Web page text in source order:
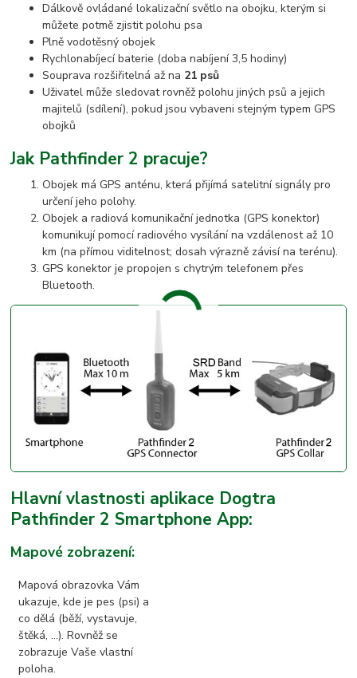
Dálkově ovládané lokalizační světlo na obojku, kterým si
můžete potmě zjistit polohu psa
Plně vodotěsný obojek
Rychlonabíjecí baterie (doba nabíjení 3,5 hodiny)
Souprava rozšiřitelná až na 21 psů
Uživatel může sledovat rovněž polohu jiných psů a jejich
majitelů (sdílení), pokud jsou vybaveni stejným typem GPS
obojků
Jak Pathfinder 2 pracuje?
Obojek má GPS anténu, která přijímá satelitní signály pro
určení jeho polohy.
Obojek a radiová komunikační jednotka (GPS konektor)
komunikují pomocí radiového vysílání na vzdálenost až 10
km (na přímou viditelnost; dosah výrazně závisí na terénu).
GPS konektor je propojen s chytrým telefonem přes
Bluetooth.
Hlavní vlastnosti aplikace Dogtra
Pathfinder 2 Smartphone App:
Mapové zobrazení:
Mapová obrazovka Vám
ukazuje, kde je pes (psi) a
co dělá (běží, vystavuje,
štěká, ...). Rovněž se
zobrazuje Vaše vlastní
poloha.